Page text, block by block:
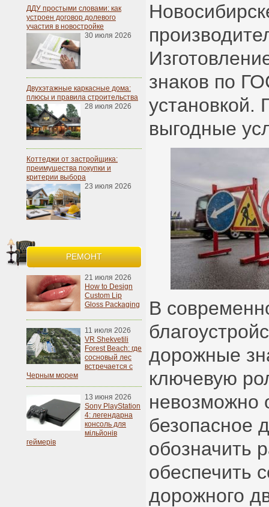
ДДУ простыми словами: как
устроен договор долевого
участия в новостройке
30 июля 2026
Двухэтажные каркасные дома:
плюсы и правила строительства
28 июля 2026
Коттеджи от застройщика:
преимущества покупки и
критерии выбора
23 июля 2026
РЕМОНТ
21 июля 2026
How to Design
Custom Lip
Gloss Packaging
11 июля 2026
VR Shekvetili
Forest Beach: где
сосновый лес
встречается с
Черным морем
13 июня 2026
Sony PlayStation
4: легендарна
консоль для
мільйонів
геймерів
знаков по
установкой.
выгодные
В
дорожные
ключевую
невозможно
безопасное
обозначить
обеспечить
дорожного